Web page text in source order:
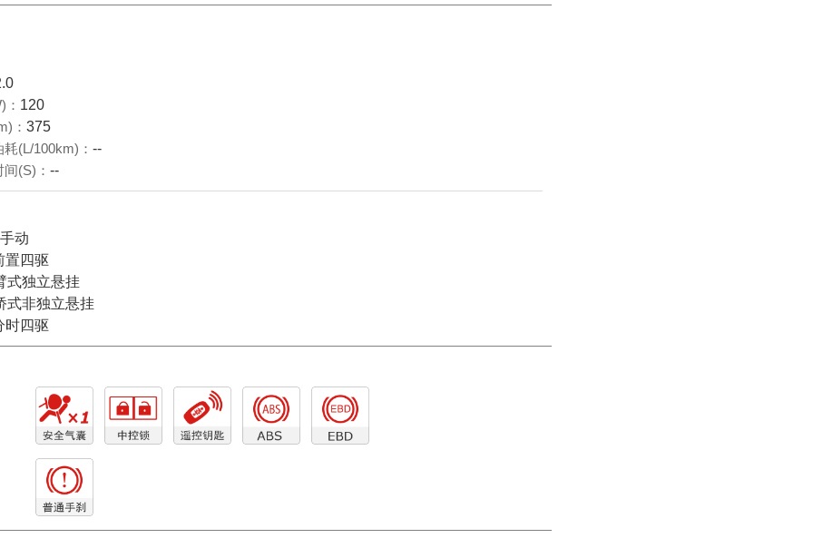
120
： 375
(L/100km)： --
(S)： --
动
置四驱
式独立悬挂
式非独立悬挂
时四驱